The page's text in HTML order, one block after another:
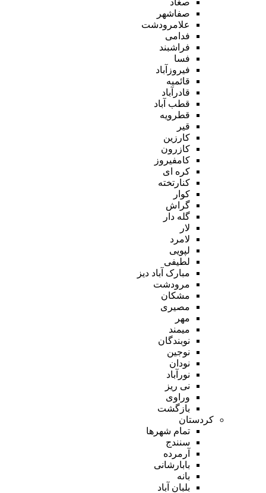
صفاشهر
علامرودشت
فدامی
فراشبند
فسا
فیروزآباد
قائمیه
قادرآباد
قطب آباد
قطرویه
قیر
کارزین
کازرون
کامفیروز
کره ای
کنارتخته
کوار
گراش
گله دار
لار
لامرد
لپویی
لطیفی
مبارک آباد دیز
مرودشت
مشکان
مصیری
مهر
میمند
نوبندگان
نوجین
نودان
نورآباد
نی ریز
وراوی
بازگشت
کردستان
تمام شهر‌ها
سنندج
آرمرده
بابارشانی
بانه
بلبان آباد